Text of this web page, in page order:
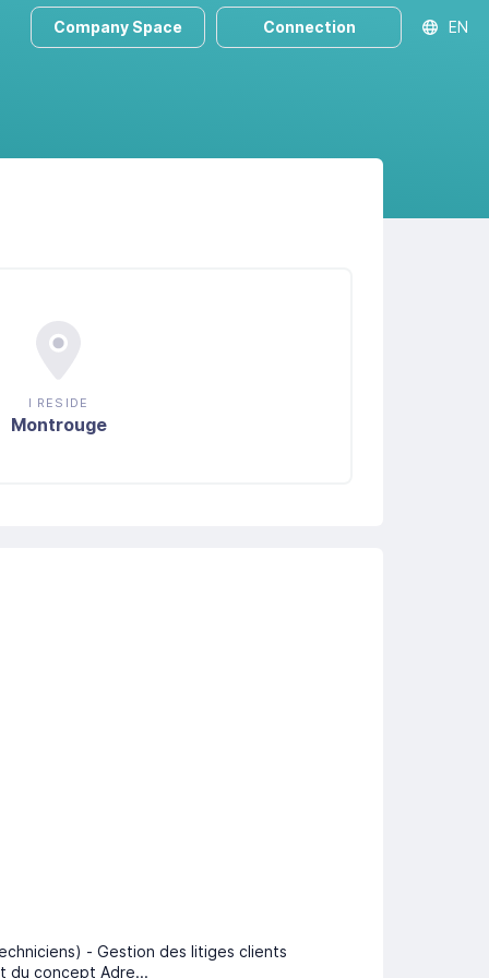
Company Space Connection EN
I RESIDE
Montrouge
- Gestion des litiges clients
du concept Adre...